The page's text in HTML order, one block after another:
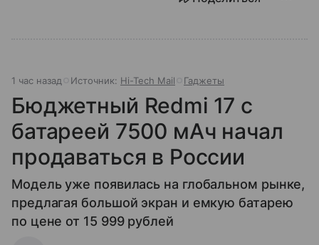
1 час назад Источник: Hi-Tech Mail Гаджеты
Бюджетный Redmi 17 с
батареей 7500 мАч начал
продаваться в России
Модель уже появилась на глобальном рынке,
предлагая большой экран и емкую батарею
по цене от 15 999 рублей